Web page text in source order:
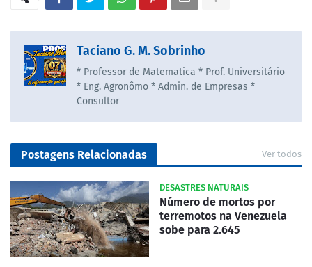
Taciano G. M. Sobrinho
* Professor de Matematica * Prof. Universitário
* Eng. Agronômo * Admin. de Empresas *
Consultor
Postagens Relacionadas Ver todos
DESASTRES NATURAIS
Número de mortos por
terremotos na Venezuela
sobe para 2.645